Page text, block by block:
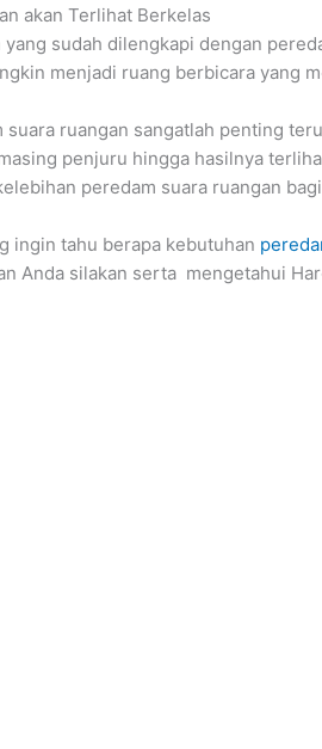
akan Terlihat Berkelas
yang sudah dilengkapi dengan
menjadi ruang berbicara yang
suara ruangan sangatlah penting
penjuru hingga hasilnya
peredam suara ruangan
ingin tahu berapa kebutuhan
Anda silakan serta mengetahui